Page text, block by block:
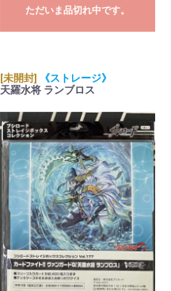
ただいま品切れ中です。
[未開封]
《ストレージ》
天羅水将 ランブロス